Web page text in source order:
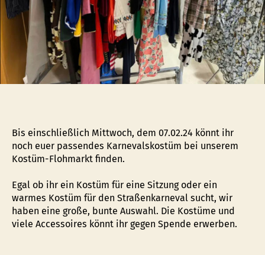
Bis einschließlich Mittwoch, dem 07.02.24 könnt ihr
noch euer passendes Karnevalskostüm bei unserem
Kostüm-Flohmarkt finden.
Egal ob ihr ein Kostüm für eine Sitzung oder ein
warmes Kostüm für den Straßenkarneval sucht, wir
haben eine große, bunte Auswahl. Die Kostüme und
viele Accessoires könnt ihr gegen Spende erwerben.